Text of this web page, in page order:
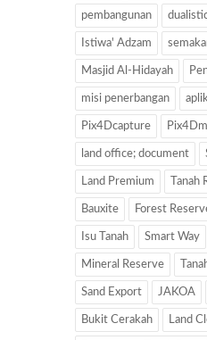
pembangunan
Istiwa' Adzam
Masjid Al-Hidayah
misi penerbangan
Pix4Dcapture
land office; document
Land Premium
Bauxite Forest
Isu Tanah Smart Way
Mineral Reserve
Sand Export JAKOA
Bukit Cerakah Land